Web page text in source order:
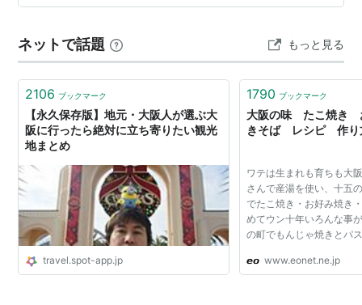
ださい・・・と。だったら早めの時間の方がいい
ってないですよ」え！！調べてもらうと「17日になって
ますよ」と・・・お薬がなくなるので何とかなりません
ネットで話題 もっと見る
2106 ブックマーク
【永久保存版】地元・大阪人が選ぶ大
阪に行ったら絶対に立ち寄りたい観光
地まとめ
travel.spot-app.jp
1790 ブックマーク
大阪の味 たこ焼き
きそば レシピ 作り
ワテは生まれも育ちも大
さんで産湯を使い、十五
でたこ焼き・お好み焼き
めてウン十年いろんな事
の町でもんじゃ焼きとパ
焼き屋台と、二足のわら
www.eonet.ne.jp